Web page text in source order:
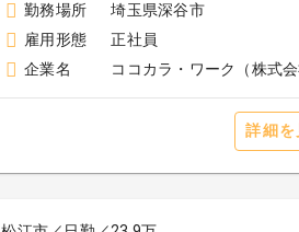
勤務場所
埼玉県深谷市
雇用形態
正社員
企業名
ココカラ・ワーク（株式
詳細を